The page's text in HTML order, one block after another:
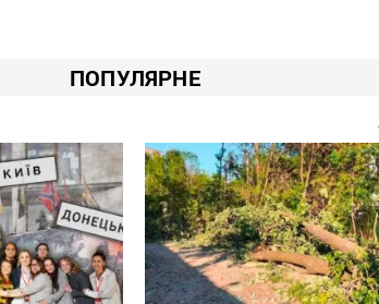
ПОПУЛЯРНЕ